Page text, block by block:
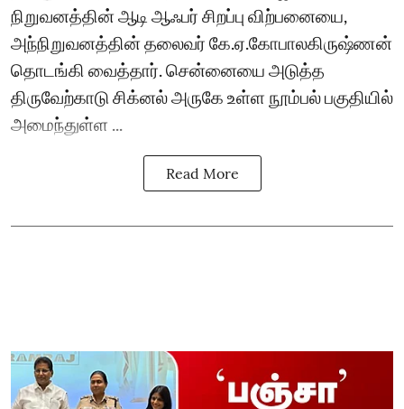
நிறுவனத்தின் ஆடி ஆஃபர் சிறப்பு விற்பனையை,
அந்நிறுவனத்தின் தலைவர் கே.ஏ.கோபாலகிருஷ்ணன்
தொடங்கி வைத்தார். சென்னையை அடுத்த
திருவேற்காடு சிக்னல் அருகே உள்ள நூம்பல் பகுதியில்
அமைந்துள்ள ...
Read More